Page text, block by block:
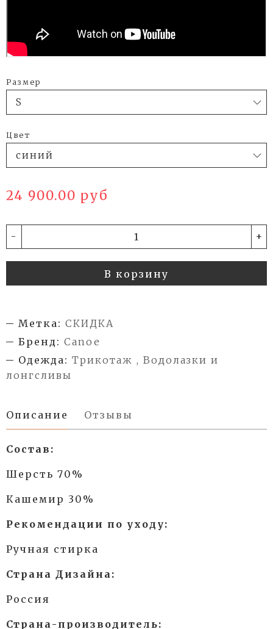
Размер
Цвет
24 900.00 руб
- +
В корзину
Метка: СКИДКА
Бренд: Canoe
Одежда: Трикотаж , Водолазки и
лонгсливы
Описание Отзывы
Состав:
Шерсть 70%
Кашемир 30%
Рекомендации по уходу:
Ручная стирка
Страна Дизайна:
Россия
Страна-производитель: